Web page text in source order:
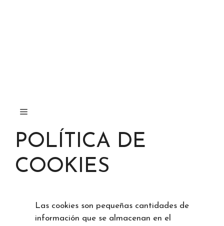
POLÍTICA DE
COOKIES
Las cookies son pequeñas cantidades de
información que se almacenan en el